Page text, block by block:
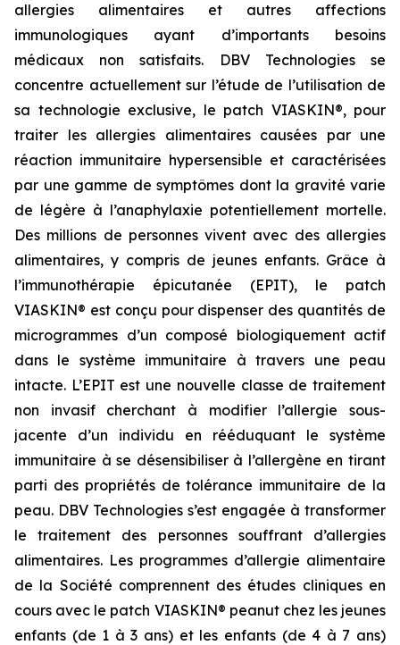
allergies alimentaires et autres affections
immunologiques ayant d’importants besoins
médicaux non satisfaits. DBV Technologies se
concentre actuellement sur l’étude de l’utilisation de
sa technologie exclusive, le patch VIASKIN®, pour
traiter les allergies alimentaires causées par une
réaction immunitaire hypersensible et caractérisées
par une gamme de symptômes dont la gravité varie
de légère à l’anaphylaxie potentiellement mortelle.
Des millions de personnes vivent avec des allergies
alimentaires, y compris de jeunes enfants. Grâce à
l’immunothérapie épicutanée (EPIT), le patch
VIASKIN® est conçu pour dispenser des quantités de
microgrammes d’un composé biologiquement actif
dans le système immunitaire à travers une peau
intacte. L’EPIT est une nouvelle classe de traitement
non invasif cherchant à modifier l’allergie sous-
jacente d’un individu en rééduquant le système
immunitaire à se désensibiliser à l’allergène en tirant
parti des propriétés de tolérance immunitaire de la
peau. DBV Technologies s’est engagée à transformer
le traitement des personnes souffrant d’allergies
alimentaires. Les programmes d’allergie alimentaire
de la Société comprennent des études cliniques en
cours avec le patch VIASKIN® peanut chez les jeunes
enfants (de 1 à 3 ans) et les enfants (de 4 à 7 ans)